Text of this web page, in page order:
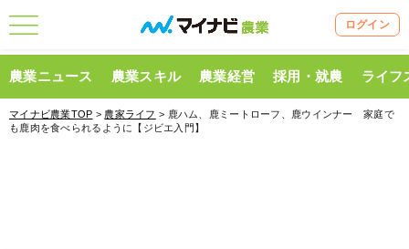
ログイン
農業ニュース 農業スキル 農業経営 採用・就農 ライフ
マイナビ農業TOP > 農家ライフ > 鹿ハム、鹿ミートローフ、鹿ウインナー 家庭で
も鹿肉を食べられるように【ジビエ入門】